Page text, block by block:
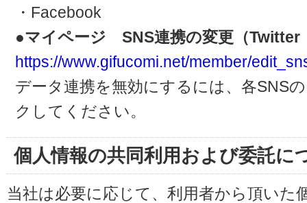
・Facebook
●マイページ SNS連携の変更（Twitter
https://www.gifucomi.net/member/
データ連携を無効にするには、各SNS
クしてください。
個人情報の共同利用および委託に
当社は必要に応じて、利用者から頂いた